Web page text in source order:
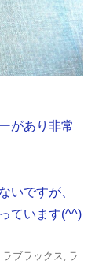
があり非常
いですが、
ています(^^)
ラブラックス ラ